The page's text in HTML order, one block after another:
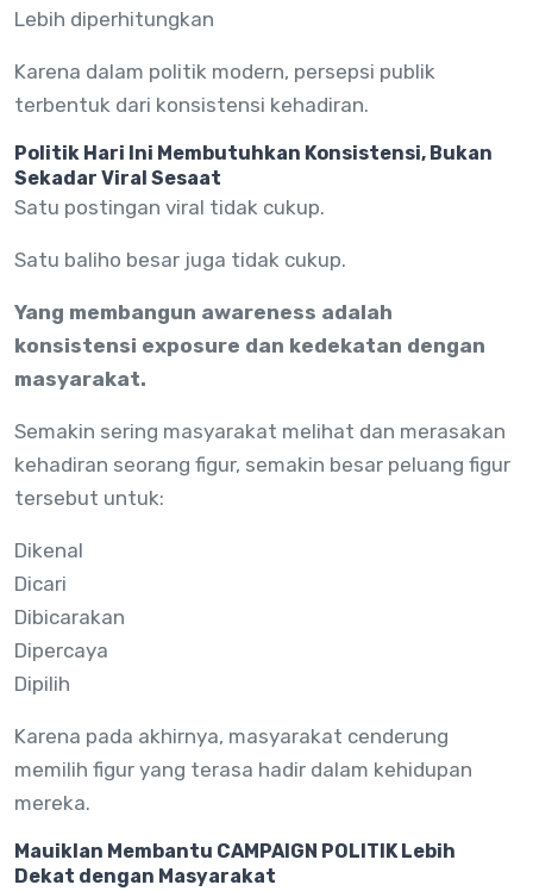
Lebih diperhitungkan
Karena dalam politik modern, persepsi publik
terbentuk dari konsistensi kehadiran.
Politik Hari Ini Membutuhkan Konsistensi, Bukan
Sekadar Viral Sesaat
Satu postingan viral tidak cukup.
Satu baliho besar juga tidak cukup.
Yang membangun awareness adalah
konsistensi exposure dan kedekatan dengan
masyarakat.
Semakin sering masyarakat melihat dan merasakan
kehadiran seorang figur, semakin besar peluang figur
tersebut untuk:
Dikenal
Dicari
Dibicarakan
Dipercaya
Dipilih
Karena pada akhirnya, masyarakat cenderung
memilih figur yang terasa hadir dalam kehidupan
mereka.
Mauiklan Membantu CAMPAIGN POLITIK Lebih
Dekat dengan Masyarakat